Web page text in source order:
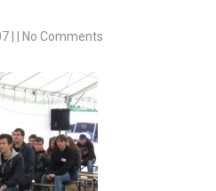
No Comments